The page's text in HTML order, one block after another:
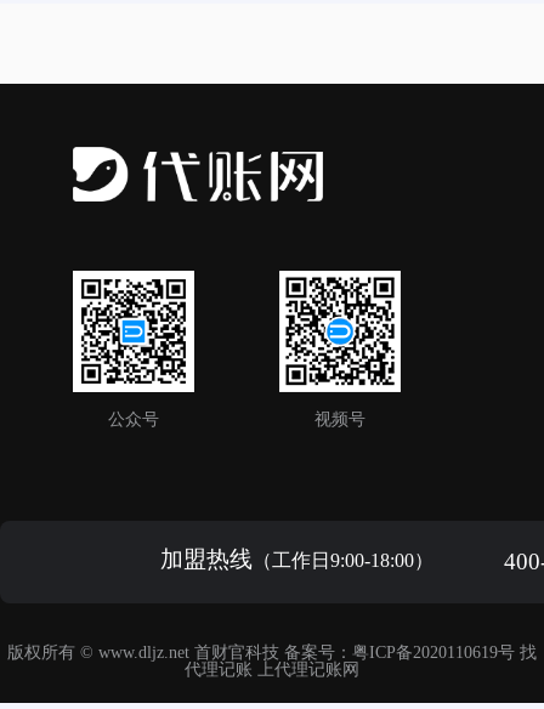
公众号 视频号
加盟热线 （工作日9:00-18:00）
版权所有 © www.dljz.net 首财官科技 备案号： 粤ICP备2020110619号 找
代理记账 上代理记账网